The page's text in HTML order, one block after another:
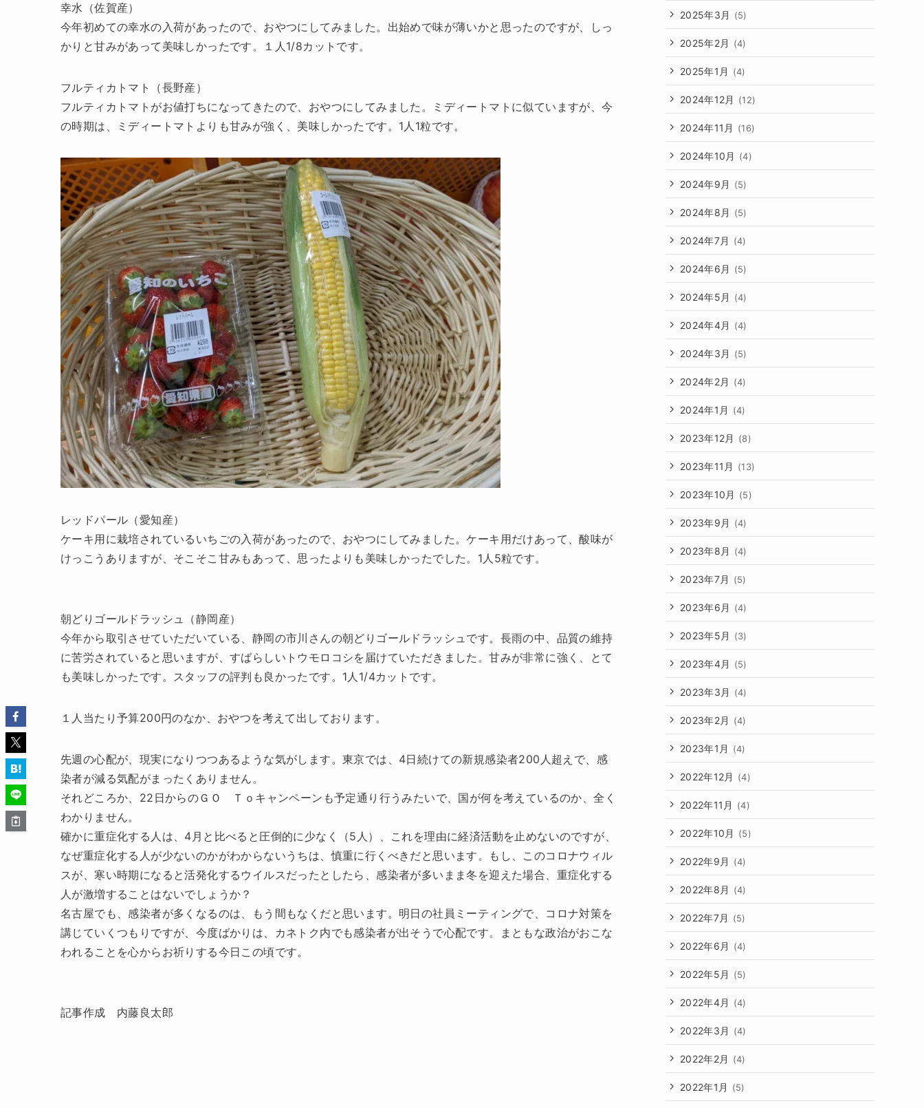
幸水（佐賀産）
今年初めての幸水の入荷があったので、おやつにしてみました。出始めで味が薄いかと思ったのですが、しっ
かりと甘みがあって美味しかったです。１人1/8カットです。
フルティカトマト（長野産）
フルティカトマトがお値打ちになってきたので、おやつにしてみました。ミディートマトに似ていますが、今
の時期は、ミディートマトよりも甘みが強く、美味しかったです。1人1粒です。
レッドパール（愛知産）
ケーキ用に栽培されているいちごの入荷があったので、おやつにしてみました。ケーキ用だけあって、酸味が
けっこうありますが、そこそこ甘みもあって、思ったよりも美味しかったでした。1人5粒です。
朝どりゴールドラッシュ（静岡産）
今年から取引させていただいている、静岡の市川さんの朝どりゴールドラッシュです。長雨の中、品質の維持
に苦労されていると思いますが、すばらしいトウモロコシを届けていただきました。甘みが非常に強く、とて
も美味しかったです。スタッフの評判も良かったです。1人1/4カットです。
１人当たり予算200円のなか、おやつを考えて出しております。
先週の心配が、現実になりつつあるような気がします。東京では、4日続けての新規感染者200人超えで、感
染者が減る気配がまったくありません。
それどころか、22日からのＧＯ Ｔｏキャンペーンも予定通り行うみたいで、国が何を考えているのか、全く
わかりません。
確かに重症化する人は、4月と比べると圧倒的に少なく（5人）、これを理由に経済活動を止めないのですが、
なぜ重症化する人が少ないのかがわからないうちは、慎重に行くべきだと思います。もし、このコロナウィル
スが、寒い時期になると活発化するウイルスだったとしたら、感染者が多いまま冬を迎えた場合、重症化する
人が激増することはないでしょうか？
名古屋でも、感染者が多くなるのは、もう間もなくだと思います。明日の社員ミーティングで、コロナ対策を
講じていくつもりですが、今度ばかりは、カネトク内でも感染者が出そうで心配です。まともな政治がおこな
われることを心からお祈りする今日この頃です。
記事作成 内藤良太郎
2025年3月 (5)
2025年2月 (4)
2025年1月 (4)
2024年12月 (12)
2024年11月 (16)
2024年10月 (4)
2024年9月 (5)
2024年8月 (5)
2024年7月 (4)
2024年6月 (5)
2024年5月 (4)
2024年4月 (4)
2024年3月 (5)
2024年2月 (4)
2024年1月 (4)
2023年12月 (8)
2023年11月 (13)
2023年10月 (5)
2023年9月 (4)
2023年8月 (4)
2023年7月 (5)
2023年6月 (4)
2023年5月 (3)
2023年4月 (5)
2023年3月 (4)
2023年2月 (4)
2023年1月 (4)
2022年12月 (4)
2022年11月 (4)
2022年10月 (5)
2022年9月 (4)
2022年8月 (4)
2022年7月 (5)
2022年6月 (4)
2022年5月 (5)
2022年4月 (4)
2022年3月 (4)
2022年2月 (4)
2022年1月 (5)